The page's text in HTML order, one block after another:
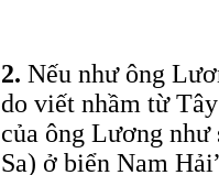
2. Nếu như ông
do viết nhầm từ
của ông Lương như
Sa) ở biển Nam